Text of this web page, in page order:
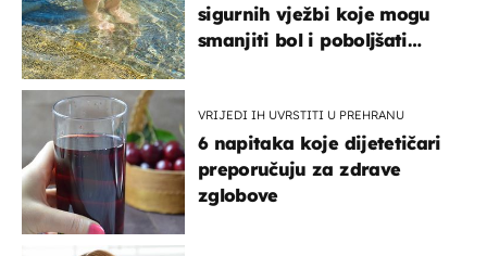
sigurnih vježbi koje mogu
smanjiti bol i poboljšati
VRIJEDI IH UVRSTITI U PREHRANU
6 napitaka koje dijetetičari
preporučuju za zdrave
zglobove